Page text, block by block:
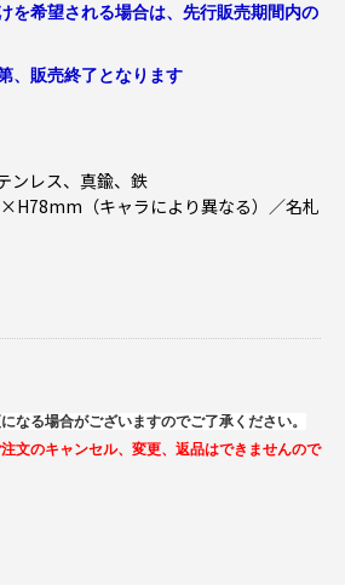
を希望される場合は、先行販売期間内の
販売終了となります
ンレス、真鍮、鉄
（キャラにより異なる）／名札
なる場合がございますのでご了承ください。
文のキャンセル、変更、返品はできませんので